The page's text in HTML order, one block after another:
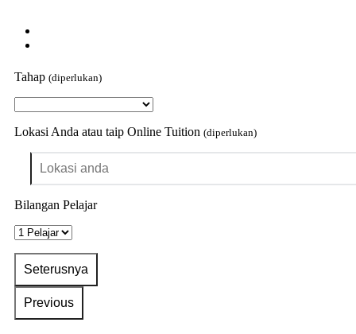
Tahap (diperlukan)
Lokasi Anda atau taip Online Tuition (diperlukan)
Bilangan Pelajar